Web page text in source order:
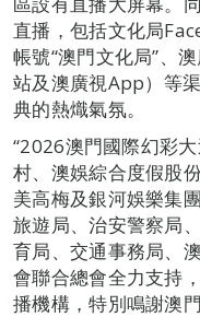
直播，包括文化局
帳號“澳門文化局”、
站及澳廣視App）等
典的熱熾氣氛。
“2026澳門國際幻彩
村、澳娛綜合度假股
美高梅及銀河娛樂集
旅遊局、治安警察局
育局、交通事務局、
會聯合總會全力支持
播機構，特別鳴謝澳